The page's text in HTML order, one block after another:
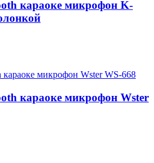
караоке микрофон K-
караоке микрофон Wster